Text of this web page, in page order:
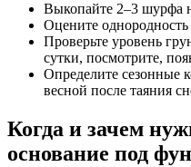
Выкопайте 2–3 шурфа
Оцените однородность
Проверьте уровень
сутки, посмотрите,
Определите сезонные
весной после таяния
Когда и зачем
основание под